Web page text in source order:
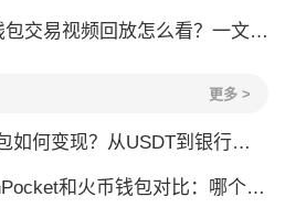
交易视频回放怎么看？一文教你轻松找回
更多 >
何变现？从USDT到银行卡的完整攻略
和火币钱包对比：哪个更适合你？